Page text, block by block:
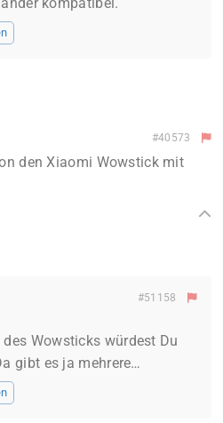
#40573
den Xiaomi Wowstick mit
#51158
Wowsticks würdest Du
gibt es ja mehrere…